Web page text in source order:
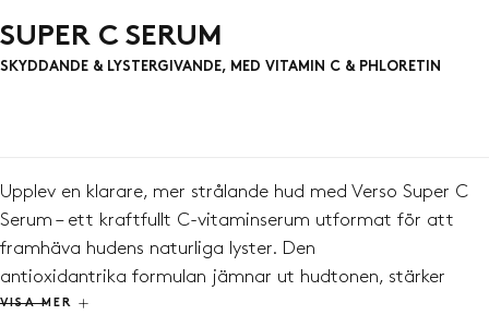
SUPER C SERUM
SKYDDANDE & LYSTERGIVANDE, MED VITAMIN C & PHLORETIN
Upplev en klarare, mer strålande hud med Verso Super C
Serum – ett kraftfullt C-vitaminserum utformat för att
framhäva hudens naturliga lyster.
Den
antioxidantrika formulan jämnar ut hudtonen, stärker
hudens glow
VISA MER